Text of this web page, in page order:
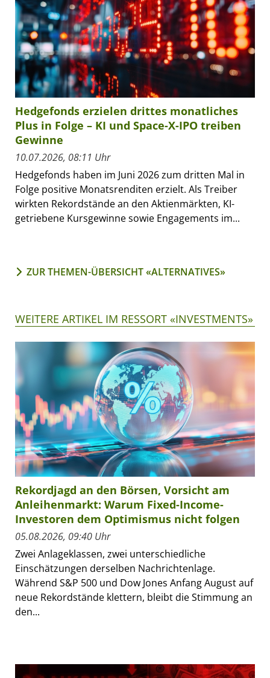
Hedgefonds erzielen drittes monatliches
Plus in Folge – KI und Space-X-IPO treiben
Gewinne
10.07.2026, 08:11 Uhr
Hedgefonds haben im Juni 2026 zum dritten Mal in
Folge positive Monatsrenditen erzielt. Als Treiber
wirkten Rekordstände an den Aktienmärkten, KI-
getriebene Kursgewinne sowie Engagements im...
ZUR THEMEN-ÜBERSICHT «ALTERNATIVES»
WEITERE ARTIKEL IM RESSORT «INVESTMENTS»
Rekordjagd an den Börsen, Vorsicht am
Anleihenmarkt: Warum Fixed-Income-
Investoren dem Optimismus nicht folgen
05.08.2026, 09:40 Uhr
Zwei Anlageklassen, zwei unterschiedliche
Einschätzungen derselben Nachrichtenlage.
Während S&P 500 und Dow Jones Anfang August auf
neue Rekordstände klettern, bleibt die Stimmung an
den...